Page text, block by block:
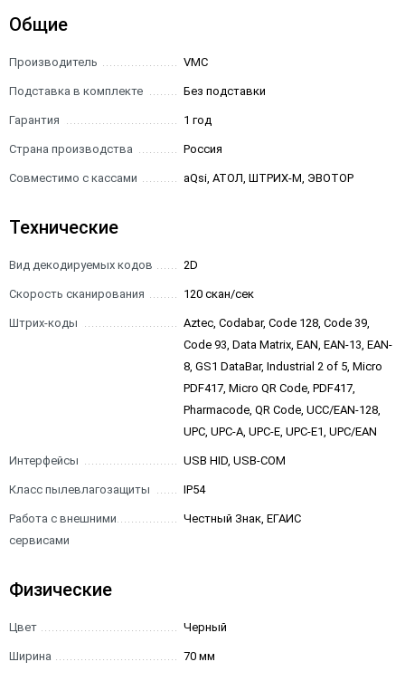
Общие
Производитель VMC
Подставка в комплекте Без подставки
Гарантия 1 год
Страна производства Россия
Совместимо с кассами aQsi, АТОЛ, ШТРИХ-М, ЭВОТОР
Технические
Вид декодируемых кодов 2D
Скорость сканирования 120 скан/сек
Штрих-коды
Aztec, Codabar, Code 128, Code 39,
Code 93, Data Matrix, EAN, EAN-13, EAN-
8, GS1 DataBar, Industrial 2 of 5, Micro
PDF417, Micro QR Code, PDF417,
Pharmacode, QR Code, UCC/EAN-128,
UPC, UPC-A, UPC-E, UPC-E1, UPC/EAN
Интерфейсы USB HID, USB-COM
Класс пылевлагозащиты IP54
Работа с внешними
сервисами
Честный Знак, ЕГАИС
Физические
Цвет Черный
Ширина 70 мм